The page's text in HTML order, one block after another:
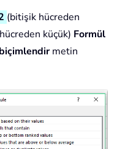
(bitişik hücreden
küçük) Formül
metin